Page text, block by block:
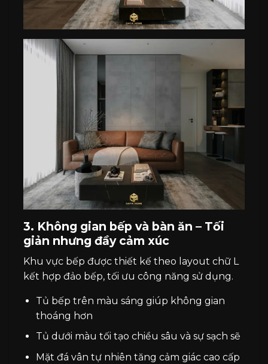
3. Không gian bếp và bàn ăn – Tối
giản nhưng đầy cảm xúc
Khu vực bếp được thiết kế theo layout chữ L
kết hợp đảo bếp, tối ưu công năng sử dụng.
Tủ bếp trên màu sáng giúp không gian
thoáng hơn
Tủ dưới màu tối tạo chiều sâu và sự sạch sẽ
Mặt đá vân tự nhiên tăng cảm giác cao cấp